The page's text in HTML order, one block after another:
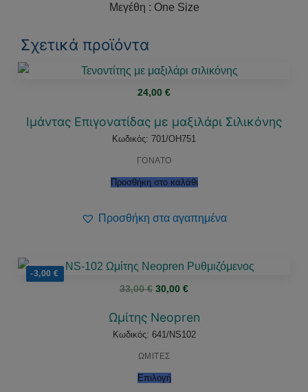
Μεγέθη : One Size
Σχετικά προϊόντα
24,00 €
Ιμάντας Επιγονατίδας με μαξιλάρι Σιλικόνης
Κωδικός: 701/OH751
ΓΟΝΑΤΟ
Προσθήκη στο καλάθι
Προσθήκη στα αγαπημένα
-3,00€
33,00€ Original
price
33,00 €.
30,00 €Η
είναι:
30,00 €.
Ωμίτης Neopren
Κωδικός: 641/NS102
ΩΜΙΤΕΣ
Επιλογή